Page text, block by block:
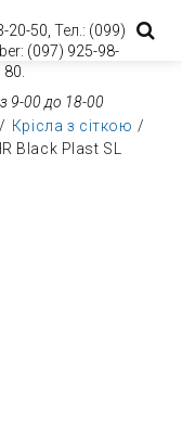
20-50, Тел.: (099)
(097) 925-98-
80.
з 9-00 до 18-00
Крісла з сіткою
Black Plast SL